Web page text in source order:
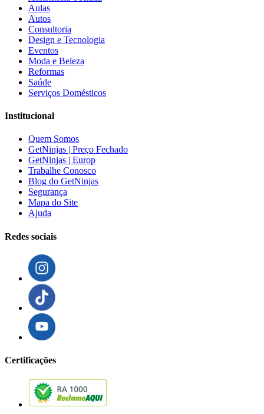
Aulas
Autos
Consultoria
Design e Tecnologia
Eventos
Moda e Beleza
Reformas
Saúde
Serviços Domésticos
Institucional
Quem Somos
GetNinjas | Preço Fechado
GetNinjas | Europ
Trabalhe Conosco
Blog do GetNinjas
Segurança
Mapa do Site
Ajuda
Redes sociais
Certificações